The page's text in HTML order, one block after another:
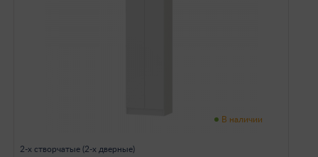
В наличии
2-х створчатые (2-х дверные)